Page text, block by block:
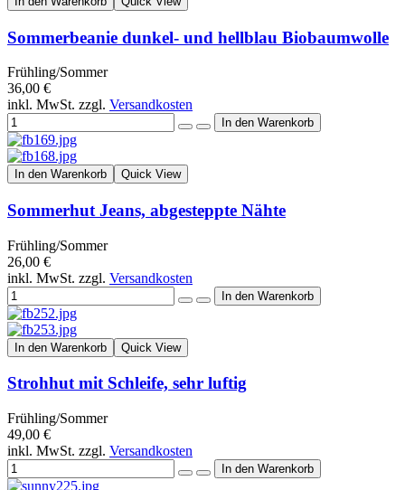
Sommerbeanie dunkel- und hellblau Biobaumwolle
Frühling/Sommer
36,00 €
inkl. MwSt. zzgl. Versandkosten
In den Warenkorb Quick View
Sommerhut Jeans, abgesteppte Nähte
Frühling/Sommer
26,00 €
inkl. MwSt. zzgl. Versandkosten
In den Warenkorb Quick View
Strohhut mit Schleife, sehr luftig
Frühling/Sommer
49,00 €
inkl. MwSt. zzgl. Versandkosten